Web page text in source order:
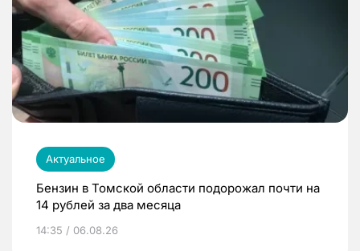
Актуальное
Бензин в Томской области подорожал почти на
14 рублей за два месяца
14:35 / 06.08.26